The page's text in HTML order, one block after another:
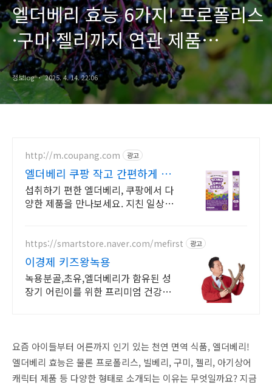
엘더베리 효능 6가지! 프로폴리스
·구미·젤리까지 연관 제품
총정리
정보log 2025. 4. 14. 22:06
http://m.coupang.com 광고
엘더베리 쿠팡 작고 간편하게 매
일 챙겨요
섭취하기 편한 엘더베리, 쿠팡에서 다
양한 제품을 만나보세요. 지친 일상,
https://smartstore.naver.com/mefirst 광고
이경제 키즈왕녹용
녹용분골,초유,엘더베리가 함유된 성
장기 어린이를 위한 프리미엄 건강식
요즘 아이들부터 어른까지 인기 있는 천연 면역 식품, 엘더베리!
엘더베리 효능은 물론 프로폴리스, 빌베리, 구미, 젤리, 아기상어
캐릭터 제품 등 다양한 형태로 소개되는 이유는 무엇일까요? 지금